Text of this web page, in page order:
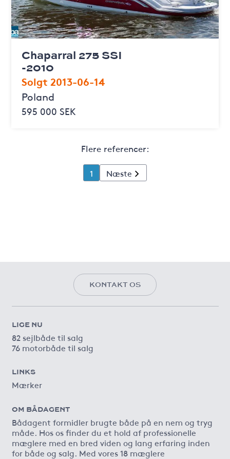
Chaparral 275 SSI
-2010
Solgt 2013-06-14
Poland
595 000 SEK
Flere referencer:
1 Næste
KONTAKT OS
LIGE NU
82 sejlbåde til salg
76 motorbåde til salg
LINKS
Mærker
OM BÅDAGENT
Bådagent formidler brugte både på en nem og tryg
måde. Hos os finder du et hold af professionelle
mæglere med en bred viden og lang erfaring inden
for både og salg. Med vores 18 mæglere